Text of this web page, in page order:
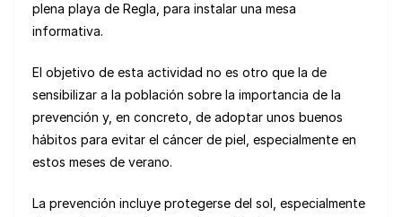
plena playa de Regla, para instalar una mesa
informativa.
El objetivo de esta actividad no es otro que la de
sensibilizar a la población sobre la importancia de la
prevención y, en concreto, de adoptar unos buenos
hábitos para evitar el cáncer de piel, especialmente en
estos meses de verano.
La prevención incluye protegerse del sol, especialmente